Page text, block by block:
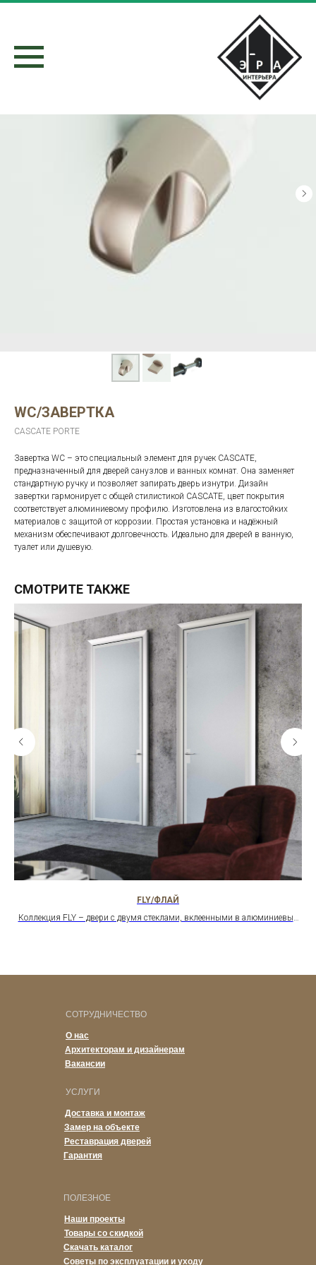
WC/ЗАВЕРТКА
CASCATE PORTE
Завертка WC – это специальный элемент для ручек CASCATE,
предназначенный для дверей санузлов и ванных комнат. Она заменяет
стандартную ручку и позволяет запирать дверь изнутри. Дизайн
завертки гармонирует с общей стилистикой CASCATE, цвет покрытия
соответствует алюминиевому профилю. Изготовлена из влагостойких
материалов с защитой от коррозии. Простая установка и надёжный
механизм обеспечивают долговечность. Идеально для дверей в ванную,
туалет или душевую.
СМОТРИТЕ ТАКЖЕ
FLY/ФЛАЙ
Коллекция FLY – двери с двумя стеклами, вклеенными в алюминиевый
Гарантия
Реставрация дверей
Замер на объекте
Доставка и монтаж
УСЛУГИ
Вакансии
Архитекторам и дизайнерам
О нас
СОТРУДНИЧЕСТВО
Советы по эксплуатации и уходу
Скачать каталог
Товары со скидкой
Наши проекты
ПОЛЕЗНОЕ